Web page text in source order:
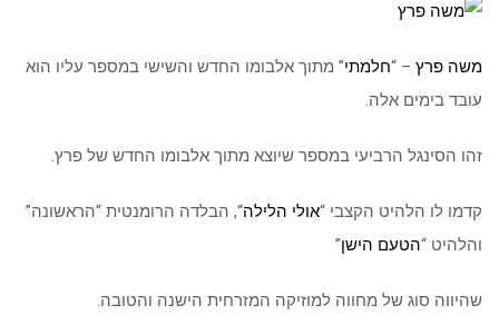
משה פרץ – “חלמתי” מתוך אלבומו החדש והשישי במספר עליו הוא
עובד בימים אלה.
זהו הסינגל הרביעי במספר שיוצא מתוך אלבומו החדש של פרץ.
קדמו לו הלהיט הקצבי “אולי הלילה“, הבלדה הרומנטית “הראשונה”
והלהיט “הטעם הישן”
שהיווה סוג של מחווה למוזיקה המזרחית הישנה והטובה.